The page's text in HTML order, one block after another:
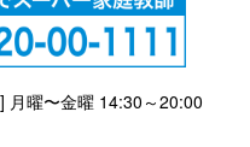
月曜〜金曜 14:30～20:00